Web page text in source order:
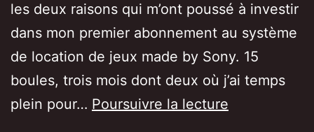
les deux raisons qui m’ont poussé à investir
dans mon premier abonnement au système
de location de jeux made by Sony. 15
boules, trois mois dont deux où j’ai temps
plein pour… Poursuivre la lecture